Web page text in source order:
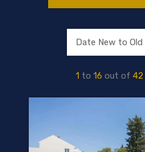
1 to 16 out of 42
Date New to Old